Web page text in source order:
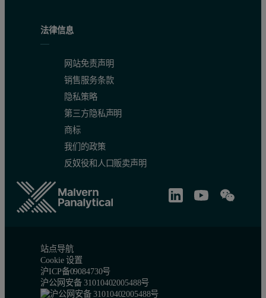
法律信息
网站免责声明
销售服务条款
隐私策略
第三方隐私声明
商标
我们的政策
反奴役和人口贩卖声明
站点导航
Cookie 设置
沪ICP备09084730号
沪公网安备 31010402005488号